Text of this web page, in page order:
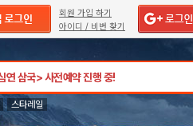
회원 가입 하기
아이디 / 비번 찾기
스타레일